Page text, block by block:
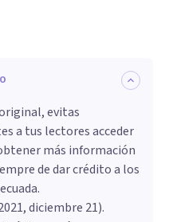
evitas
a tus lectores acceder
más información
de dar crédito a los
diciembre 21).